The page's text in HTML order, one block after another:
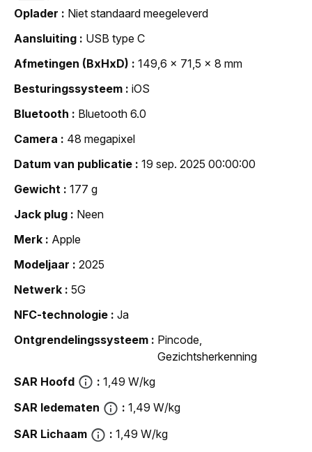
Oplader
Niet standaard meegeleverd
Aansluiting
USB type C
Afmetingen (BxHxD)
149,6 x 71,5 x 8 mm
Besturingssysteem
iOS
Bluetooth
Bluetooth 6.0
Camera
48 megapixel
Datum van publicatie
19 sep. 2025 00:00:00
Gewicht
177 g
Jack plug
Neen
Merk
Apple
Modeljaar
2025
Netwerk
5G
NFC-technologie
Ja
Ontgrendelingssysteem
Pincode,
Gezichtsherkenning
SAR Hoofd
1,49 W/kg
SAR ledematen
1,49 W/kg
SAR Lichaam
1,49 W/kg